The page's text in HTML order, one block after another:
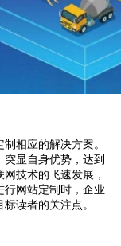
相应的解决方案。
显自身优势，达到
技术的飞速发展，
行网站定制时，企业
读者的关注点。